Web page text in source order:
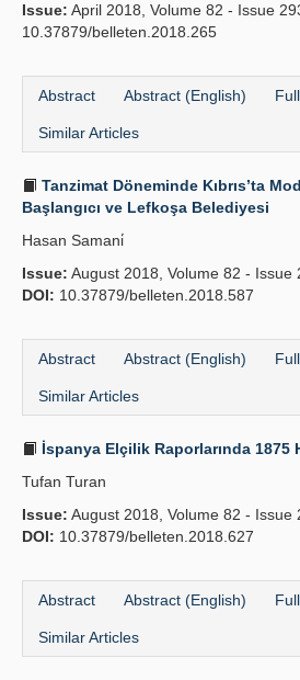
Guidelines
Issue: April 2018, Volume 82 - Issue
10.37879/belleten.2018.265
Abstract Abstract (English)
Similar Articles
Tanzimat Döneminde Kıbrıs’ta
Başlangıcı ve Lefkoşa Belediyesi
Hasan Samani̇
Issue: August 2018, Volume 82 - Issue
DOI: 10.37879/belleten.2018.587
Abstract Abstract (English)
Similar Articles
İspanya Elçilik Raporlarında 1875
Tufan Turan
Issue: August 2018, Volume 82 - Issue
DOI: 10.37879/belleten.2018.627
Abstract Abstract (English)
Similar Articles